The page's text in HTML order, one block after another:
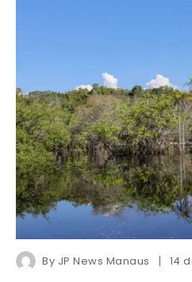
By JP News Manaus 14